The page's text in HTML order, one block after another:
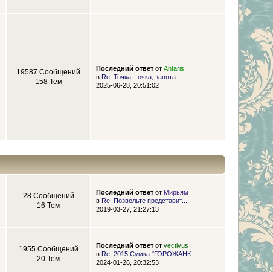
19587 Сообщений
158 Тем
Последний ответот Antaris
в Re: Точка, точка, запята...
2025-06-28, 20:51:02
28 Сообщений
16 Тем
Последний ответот Мирьям
в Re: Позвольте представит...
2019-03-27, 21:27:13
1955 Сообщений
20 Тем
Последний ответот vectivus
в Re: 2015 Сумка "ГОРОЖАНК...
2024-01-26, 20:32:53